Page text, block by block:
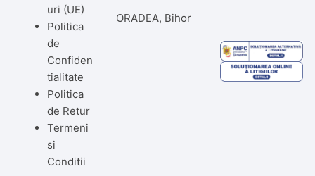
uri (UE)
Politica
de
Confiden
tialitate
Politica
de Retur
Termeni
si
Conditii
ORADEA, Bihor